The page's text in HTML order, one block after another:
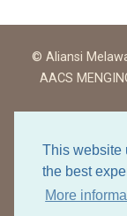
This website
the best
More
© Aliansi
AACS